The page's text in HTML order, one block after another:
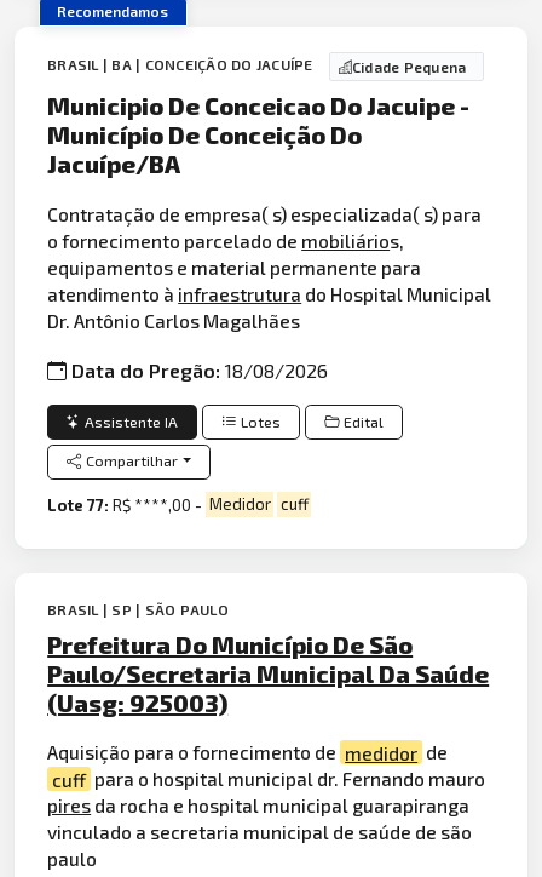
Recomendamos
BRASIL | BA | CONCEIÇÃO DO JACUÍPE Cidade Pequena
Municipio De Conceicao Do Jacuipe -
Município De Conceição Do
Jacuípe/BA
Contratação de empresa( s) especializada( s) para
o fornecimento parcelado de mobiliários,
equipamentos e material permanente para
atendimento à infraestrutura do Hospital Municipal
Dr. Antônio Carlos Magalhães
Data do Pregão:18/08/2026
Assistente IA Lotes Edital
Compartilhar
Lote 77:R$ ****,00 - Medidor cuff
BRASIL | SP | SÃO PAULO
Prefeitura Do Município De São
Paulo/Secretaria Municipal Da Saúde
(Uasg: 925003)
Aquisição para o fornecimento de medidor de
cuff para o hospital municipal dr. Fernando mauro
pires da rocha e hospital municipal guarapiranga
vinculado a secretaria municipal de saúde de são
paulo